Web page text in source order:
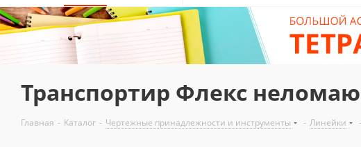
Транспортир Флекс
Главная - Каталог - Чертежные принадлежности и инструменты - Линейки -